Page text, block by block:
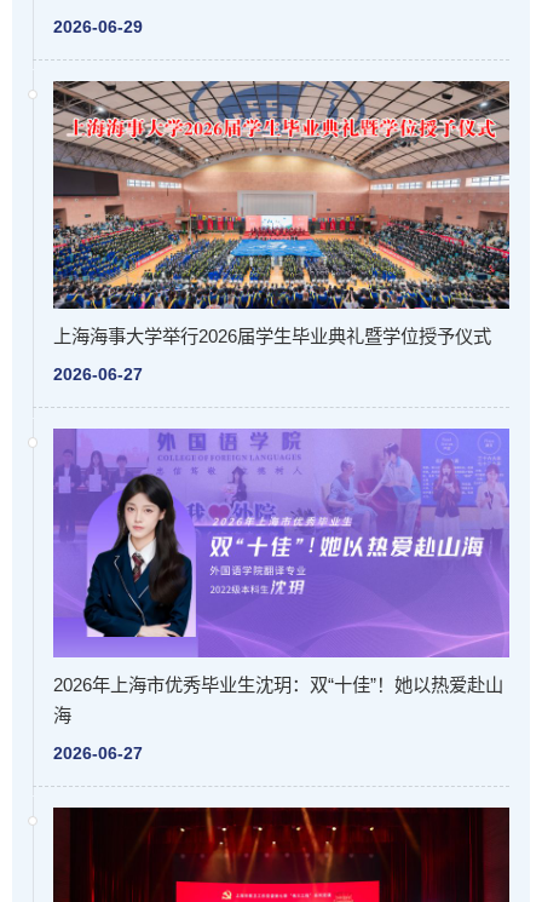
2026-06-29
上海海事大学举行2026届学生毕业典礼暨学位授予仪式
2026-06-27
2026年上海市优秀毕业生沈玥：双“十佳”！她以热爱赴山
海
2026-06-27